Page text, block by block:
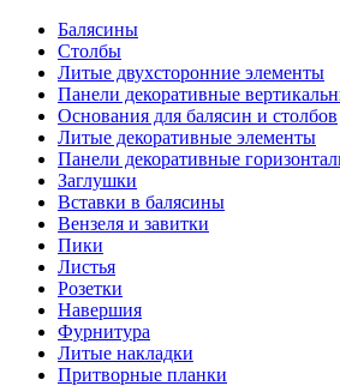
Балясины
Столбы
Литые двухсторонние элементы
Панели декоративные
Основания для балясин и столбов
Литые декоративные элементы
Панели декоративные
Заглушки
Вставки в балясины
Вензеля и завитки
Пики
Листья
Розетки
Навершия
Фурнитура
Литые накладки
Притворные планки